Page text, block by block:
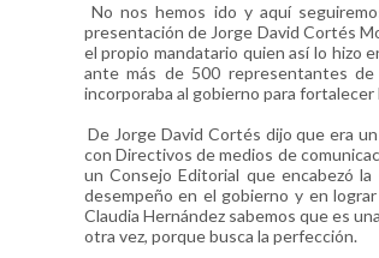
No nos hemos ido y aquí
presentación de Jorge David Cortés
el propio mandatario quien así lo hizo
ante más de 500 representantes
incorporaba al gobierno para
De Jorge David Cortés dijo que era
con Directivos de medios de
un Consejo Editorial que encabezó
desempeño en el gobierno y en
Claudia Hernández sabemos que es
otra vez, porque busca la perfección.